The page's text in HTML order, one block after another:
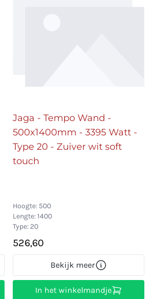
Jaga - Tempo Wand -
500x1400mm - 3395 Watt -
Type 20 - Zuiver wit soft
touch
Hoogte: 500
Lengte: 1400
Type: 20
526,60
Bekijk meer
In het winkelmandje